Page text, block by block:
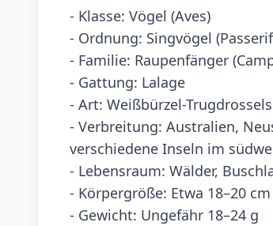
- Klasse: Vögel (Aves)
- Ordnung: Singvögel
- Familie: Raupenfänger
- Gattung: Lalage
- Art: Weißbürzel-
- Verbreitung: Australien,
verschiedene Inseln im
- Lebensraum: Wälder,
- Körpergröße: Etwa 18–20
- Gewicht: Ungefähr 18–24 g